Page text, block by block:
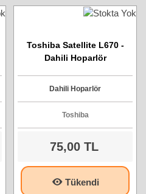
Toshiba Satellite L670 -
Dahili Hoparlör
Dahili Hoparlör
Toshiba
75,00 TL
Tükendi